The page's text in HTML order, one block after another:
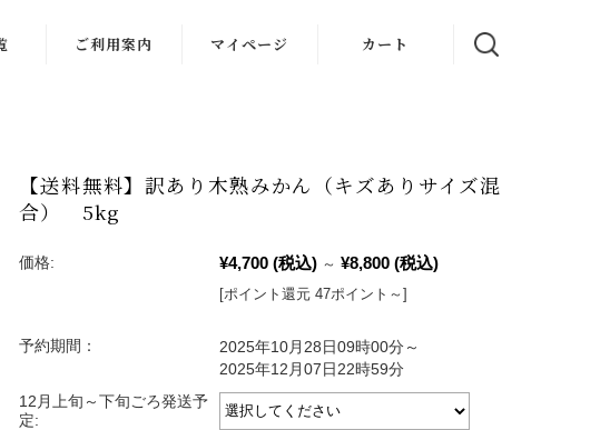
ツ
茶
ご利用案内 マイページ カート
【送料無料】訳あり木熟みかん（キズありサイズ混
合） 5kg
価格: ¥4,700 (税込) ～ ¥8,800 (税込)
[ポイント還元 47ポイント～]
予約期間：
2025年10月28日09時00分～
2025年12月07日22時59分
12月上旬～下旬ごろ発送予
定: